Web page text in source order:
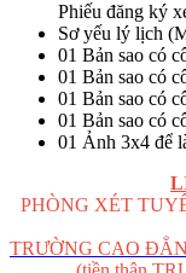
Phiếu đăng ký
Sơ yếu lý lịch
01 Bản sao có
01 Bản sao có
01 Bản sao có
01 Bản sao có
01 Ảnh 3x4 để
PHÒNG XÉT
TRƯỜNG CAO